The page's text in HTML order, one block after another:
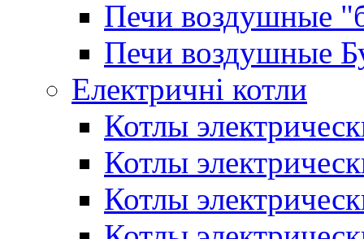
Печи воздушные
Печи воздушные
Електричні котли
Котлы
Котлы
Котлы